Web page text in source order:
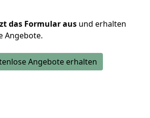
das Formular aus und erhalten
Angebote.
Angebote erhalten